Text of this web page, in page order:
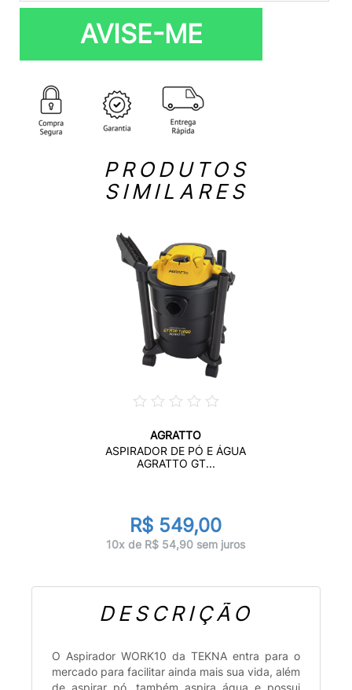
AVISE-ME
PRODUTOS
SIMILARES
AGRATTO
ASPIRADOR DE PÓ E ÁGUA
AGRATTO GT...
R$ 549,00
10x de R$ 54,90 sem juros
DESCRIÇÃO
O Aspirador WORK10 da TEKNA entra para o
mercado para facilitar ainda mais sua vida, além
de aspirar pó, também aspira água e possui